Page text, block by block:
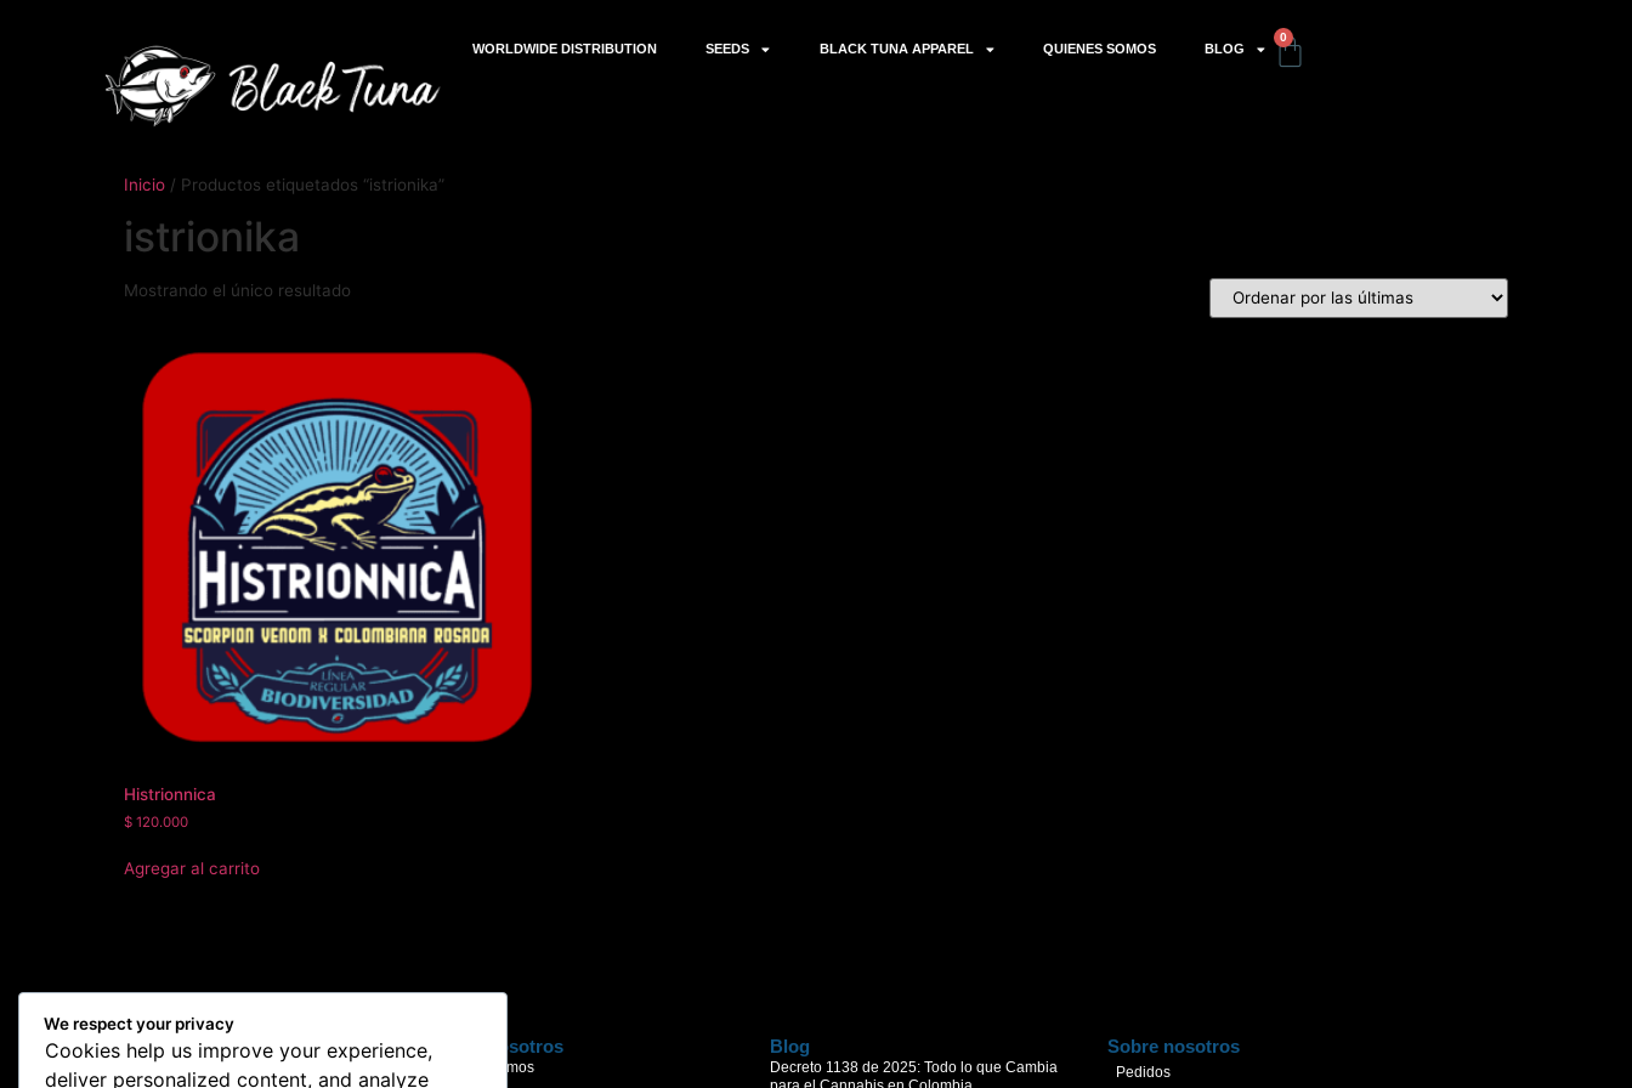
WORLDWIDE DISTRIBUTION SEEDS BLACK TUNA APPAREL QUIENES SOMOS BLOG
0
Inicio / Productos etiquetados “istrionika”
istrionika
Mostrando el único resultado
Histrionnica
$ 120.000
Agregar al carrito
Productos Sobre nosotros
Quienes somos
Blog
Decreto 1138 de 2025: Todo lo que Cambia
Sobre nosotros
Pedidos
We respect your privacy
Cookies help us improve your experience,
deliver personalized content, and analyze